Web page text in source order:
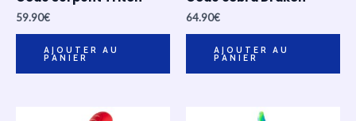
59.90€
AJOUTER AU
PANIER
64.90€
AJOUTER AU
PANIER